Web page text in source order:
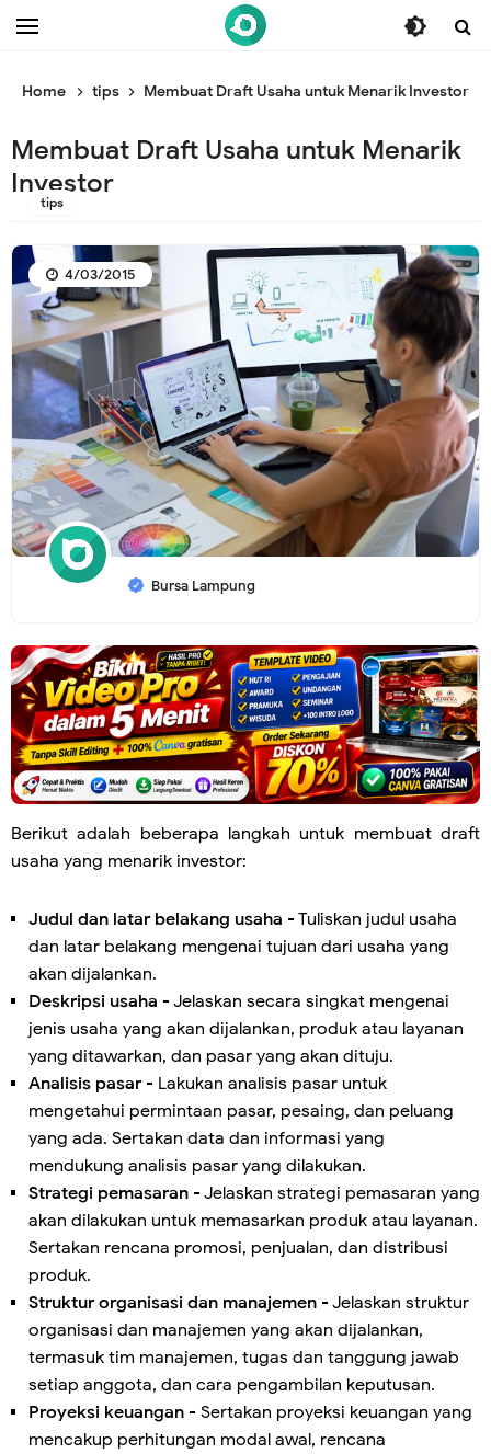
/* ganti br end */
Home tips Membuat Draft Usaha untuk Menarik Investor
Membuat Draft Usaha untuk Menarik
Investor
tips
Bursa Lampung
4/03/2015
Berikut adalah beberapa langkah untuk membuat draft
usaha yang menarik investor:
Judul dan latar belakang usaha - Tuliskan judul usaha
dan latar belakang mengenai tujuan dari usaha yang
akan dijalankan.
Deskripsi usaha - Jelaskan secara singkat mengenai
jenis usaha yang akan dijalankan, produk atau layanan
yang ditawarkan, dan pasar yang akan dituju.
Analisis pasar - Lakukan analisis pasar untuk
mengetahui permintaan pasar, pesaing, dan peluang
yang ada. Sertakan data dan informasi yang
mendukung analisis pasar yang dilakukan.
Strategi pemasaran - Jelaskan strategi pemasaran yang
akan dilakukan untuk memasarkan produk atau layanan.
Sertakan rencana promosi, penjualan, dan distribusi
produk.
Struktur organisasi dan manajemen - Jelaskan struktur
organisasi dan manajemen yang akan dijalankan,
termasuk tim manajemen, tugas dan tanggung jawab
setiap anggota, dan cara pengambilan keputusan.
Proyeksi keuangan - Sertakan proyeksi keuangan yang
mencakup perhitungan modal awal, rencana